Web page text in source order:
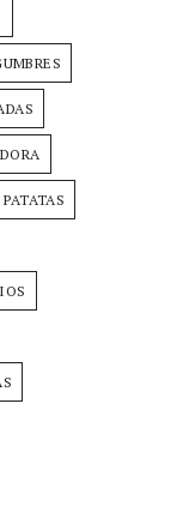
PATATAS